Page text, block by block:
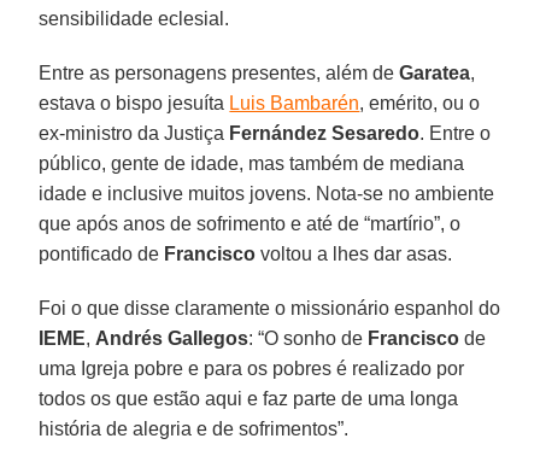
sensibilidade eclesial.
Entre as personagens presentes, além deGaratea,
estava o bispo jesuíta Luis Bambarén, emérito, ou o
ex-ministro da Justiça Fernández Sesaredo. Entre o
público, gente de idade, mas também de mediana
idade e inclusive muitos jovens. Nota-se no ambiente
que após anos de sofrimento e até de “martírio”, o
pontificado de Francisco voltou a lhes dar asas.
Foi o que disse claramente o missionário espanhol do
IEME, Andrés Gallegos: “O sonho de Francisco de
uma Igreja pobre e para os pobres é realizado por
todos os que estão aqui e faz parte de uma longa
história de alegria e de sofrimentos”.